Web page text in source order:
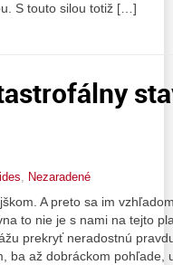
S touto silou totiž […]
, Nezaradené
A preto sa im
to nie je s nami na tejto
prekryť neradostnú
ba až dobráckom